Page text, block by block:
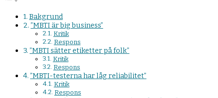
Bakgrund
”MBTI är big business”
Kritik
Respons
”MBTI sätter etiketter på folk”
Kritik
Respons
”MBTI-testerna har låg reliabilitet”
Kritik
Respons